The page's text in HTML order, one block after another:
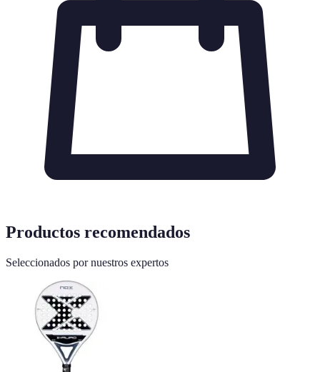
Productos recomendados
Seleccionados por nuestros expertos